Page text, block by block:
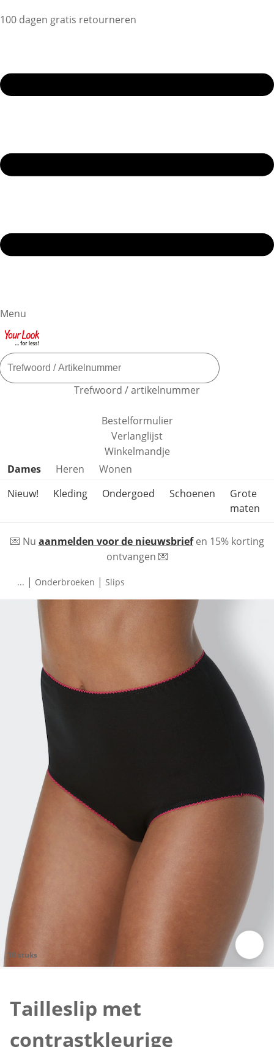
100 dagen gratis retourneren
Menu
Trefwoord / artikelnummer
Bestelformulier
Verlanglijst
Winkelmandje
Productcategorieën overslaan
Dames Heren
Wonen
Nieuw!
Kleding Ondergoed Schoenen
Grote
maten
💌 Nu aanmelden voor de nieuwsbriefen 15% korting
ontvangen 💌
... | Onderbroeken | Slips
10 stuks
Tailleslip met
contrastkleurige